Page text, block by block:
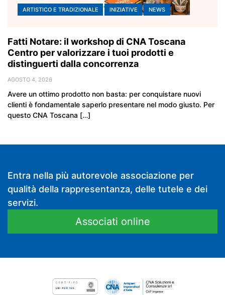
ARTISTICO E TRADIZIONALE INIZIATIVE NEWS
Fatti Notare: il workshop di CNA Toscana
Centro per valorizzare i tuoi prodotti e
distinguerti dalla concorrenza
AGOSTO 4, 2026
Avere un ottimo prodotto non basta: per conquistare nuovi
clienti è fondamentale saperlo presentare nel modo giusto. Per
questo CNA Toscana […]
Entra nella più autorevole associazione per
qualità della rappresentanza, delle tutele e dei
servizi.
Associati online